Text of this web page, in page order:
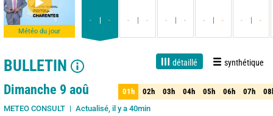
Météo du jour
- - - - - - - - - -
BULLETIN détaillé synthétique
Live 1 jour 3 jours 15 jours Fiabilité 70%
Dimanche 9 aoû
METEO CONSULT Actualisé, il y a 40min
01h 02h 03h 04h 05h 06h 07h
01h 02h 03h 04h 05h 06h 07h